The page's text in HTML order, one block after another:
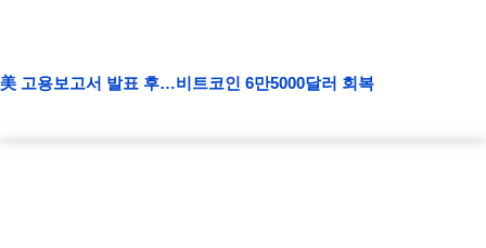
美 고용보고서 발표 후…비트코인 6만5000달러 회복